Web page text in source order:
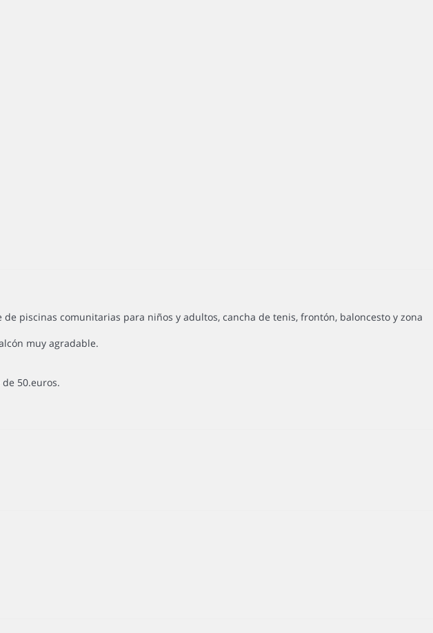
piscinas comunitarias para niños y adultos, cancha de tenis, frontón, baloncesto y zona
muy agradable.
50.euros.